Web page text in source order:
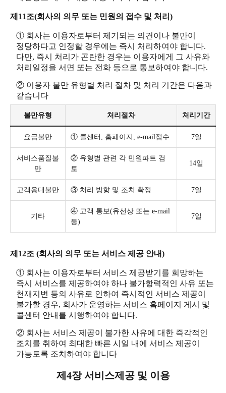
제11조(회사의 의무 또는 민원의 접수 및 처리)
① 회사는 이용자로부터 제기되는 의견이나 불만이
정당하다고 인정할 경우에는 즉시 처리하여야 합니다.
다만, 즉시 처리가 곤란한 경우는 이용자에게 그 사유와
처리일정을 서면 또는 전화 등으로 통보하여야 합니다.
② 이용자 불만 유형별 처리 절차 및 처리 기간은 다음과
같습니다
불만유형 처리절차 처리기간
요금불만 ① 콜센터, 홈페이지, e-mail접수 7일
서비스품질불
만
② 유형별 관련 각 민원파트 검
토
14일
고객응대불만 ③ 처리 방향 및 조치 확정 7일
기타
④ 고객 통보(유선상 또는 e-mail
등)
7일
제12조 (회사의 의무 또는 서비스 제공 안내)
① 회사는 이용자로부터 서비스 제공받기를 희망하는
즉시 서비스를 제공하여야 하나 불가항력적인 사유 또는
천재지변 등의 사유로 인하여 즉시적인 서비스 제공이
불가할 경우, 회사가 운영하는 서비스 홈페이지 게시 및
콜센터 안내를 시행하여야 합니다.
② 회사는 서비스 제공이 불가한 사유에 대한 즉각적인
조치를 취하여 최대한 빠른 시일 내에 서비스 제공이
가능토록 조치하여야 합니다
제4장 서비스제공 및 이용